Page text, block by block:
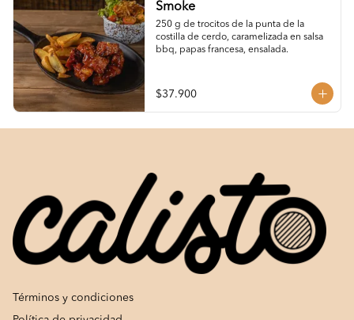
Smoke
250 g de trocitos de la punta de la
costilla de cerdo, caramelizada en salsa
bbq, papas francesa, ensalada.
$37.900
Términos y condiciones